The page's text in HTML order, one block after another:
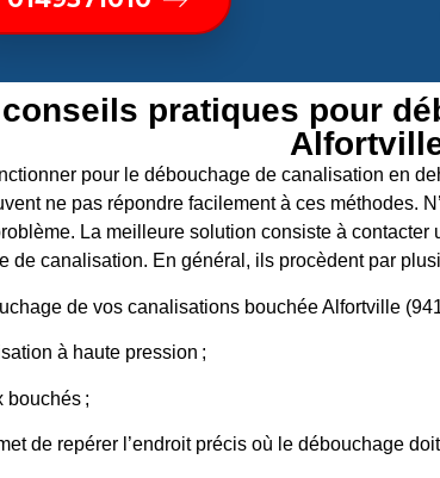
pratiques pour
pour le débouchage de canalisation en
ne pas répondre facilement à ces méthodes.
La meilleure solution consiste à
de canalisation. En général, ils procèdent par
de vos canalisations bouchée Alfortville
à haute pression ;
bouchés ;
de repérer l’endroit précis où le débouchage